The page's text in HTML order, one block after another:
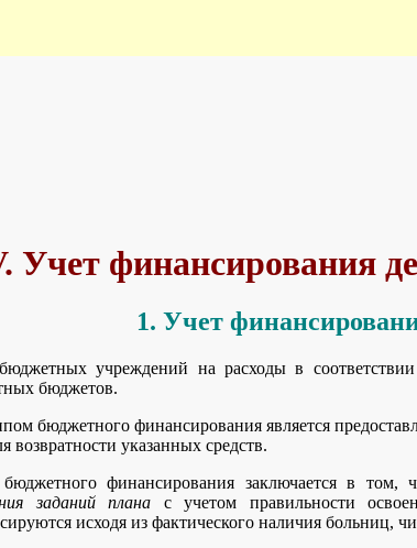
Учет финансирования
1. Учет
учреждений на расходы в
бюджетов.
бюджетного финансирования является
возвратности указанных средств.
финансирования заключается в
заданий плана с учетом правильности
исходя из фактического наличия больниц,